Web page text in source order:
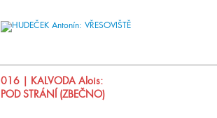
016 | KALVODA Alois:
POD STRÁNÍ (ZBEČNO)